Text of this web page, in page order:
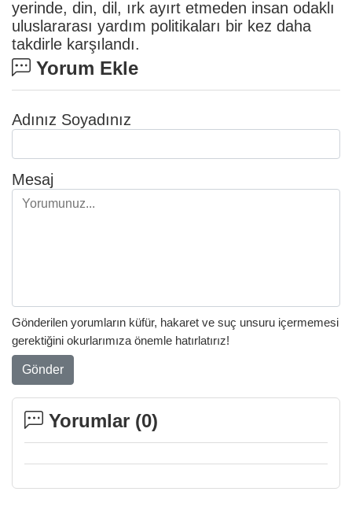
yerinde, din, dil, ırk ayırt etmeden insan odaklı
uluslararası yardım politikaları bir kez daha
takdirle karşılandı.
Yorum Ekle
Adınız Soyadınız
Mesaj
Gönderilen yorumların küfür, hakaret ve suç unsuru içermemesi
gerektiğini okurlarımıza önemle hatırlatırız!
Gönder
Yorumlar (0)